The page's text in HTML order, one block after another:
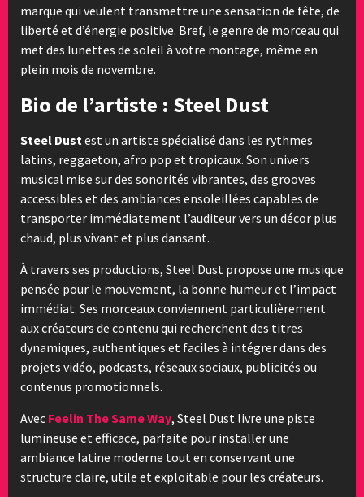
marque qui veulent transmettre une sensation de fête, de
liberté et d’énergie positive. Bref, le genre de morceau qui
met des lunettes de soleil à votre montage, même en
plein mois de novembre.
Bio de l’artiste : Steel Dust
Steel Dust est un artiste spécialisé dans les rythmes
latins, reggaeton, afro pop et tropicaux. Son univers
musical mise sur des sonorités vibrantes, des grooves
accessibles et des ambiances ensoleillées capables de
transporter immédiatement l’auditeur vers un décor plus
chaud, plus vivant et plus dansant.
À travers ses productions, Steel Dust propose une musique
pensée pour le mouvement, la bonne humeur et l’impact
immédiat. Ses morceaux conviennent particulièrement
aux créateurs de contenu qui recherchent des titres
dynamiques, authentiques et faciles à intégrer dans des
projets vidéo, podcasts, réseaux sociaux, publicités ou
contenus promotionnels.
Avec Feelin The Same Way, Steel Dust livre une piste
lumineuse et efficace, parfaite pour installer une
ambiance latine moderne tout en conservant une
structure claire, utile et exploitable pour les créateurs.